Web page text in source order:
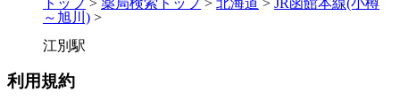
トップ> 薬局検索トップ> 北海道 > JR函館本線(小樽
～旭川) >
江別駅
利用規約